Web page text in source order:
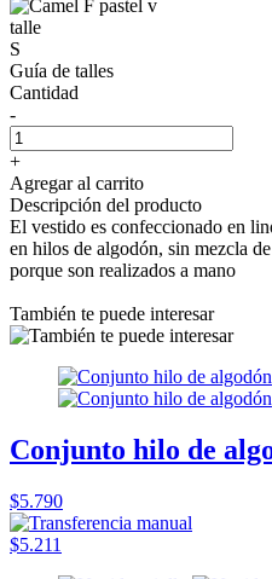
talle
S
Guía de talles
Cantidad
-
+
Agregar al carrito
Descripción del producto
El vestido es confeccionado en
en hilos de algodón, sin mezcla
porque son realizados a mano
También te puede interesar
Conjunto hilo de
$5.790
$5.211